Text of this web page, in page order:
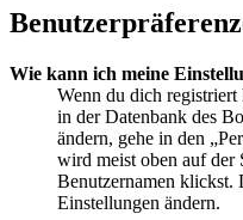
Wie kann ich meine
Wenn du dich registriert
in der Datenbank des
ändern, gehe in den
wird meist oben auf der
Benutzernamen klickst.
Einstellungen ändern.